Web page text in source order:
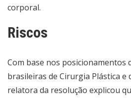
corporal.
Riscos
Com base nos posicionamentos
brasileiras de Cirurgia Plástica e
relatora da resolução explicou